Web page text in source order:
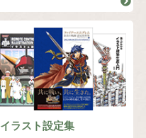
イラスト設定集